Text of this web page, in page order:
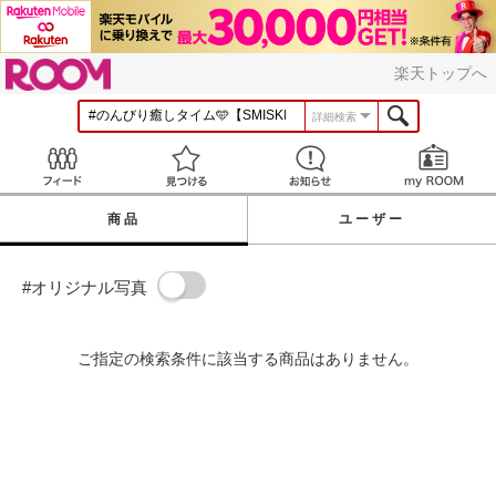
楽天トップへ
詳細検索
見つける お知らせ
商品 ユーザー
#オリジナル写真
ご指定の検索条件に該当する商品はありません。